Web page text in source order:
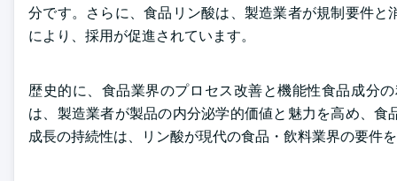
分です。さらに、食品リン酸は、製造業者が規制要件
により、採用が促進されています。
歴史的に、食品業界のプロセス改善と機能性食品成分
は、製造業者が製品の内分泌学的価値と魅力を高め、
成長の持続性は、リン酸が現代の食品・飲料業界の要件